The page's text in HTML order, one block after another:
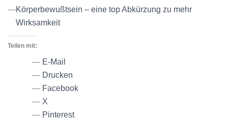
Körperbewußtsein – eine top Abkürzung zu mehr
Wirksamkeit
Teilen mit:
E-Mail
Drucken
Facebook
X
Pinterest